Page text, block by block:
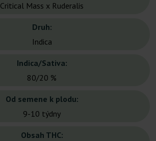
Critical Mass x Ruderalis
Druh:
Indica
Indica/Sativa:
80/20 %
Od semene k plodu:
9-10 týdny
Obsah THC: